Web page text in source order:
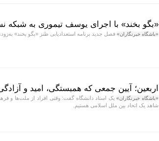
«بگو بخند» با اجرای یوسف تیموری به شبکه
«باشگاه خبرنگاران» فصل جدید برنامه استعدادیابی طنز «بگو بخند»
اربعین؛ آیین جمعی که همبستگی، امید و
«باشگاه خبرنگاران»یک استاد دانشگاه گفت: وقتی افراد از ملت‌ها و
شاهد یک اتحاد بین ملل اسلامی هستیم.